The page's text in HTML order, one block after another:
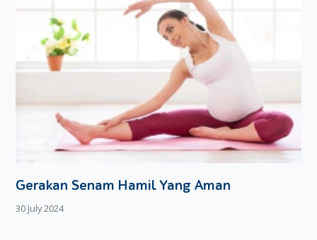
Gerakan Senam Hamil Yang Aman
30 July 2024